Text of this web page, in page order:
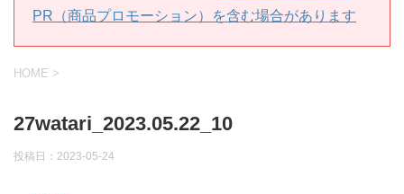
PR（商品プロモーション）を含む場合があります
HOME >
27watari_2023.05.22_10
投稿日： 2023-05-24